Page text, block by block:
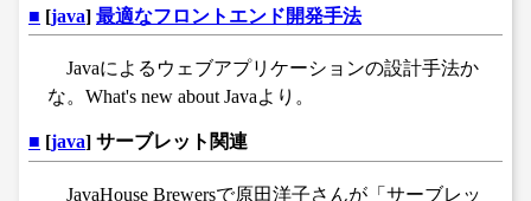
■ [java] 最適なフロントエンド開発手法
Javaによるウェブアプリケーションの設計手法か
な。What's new about Javaより。
■ [java] サーブレット関連
JavaHouse Brewersで原田洋子さんが「サーブレッ